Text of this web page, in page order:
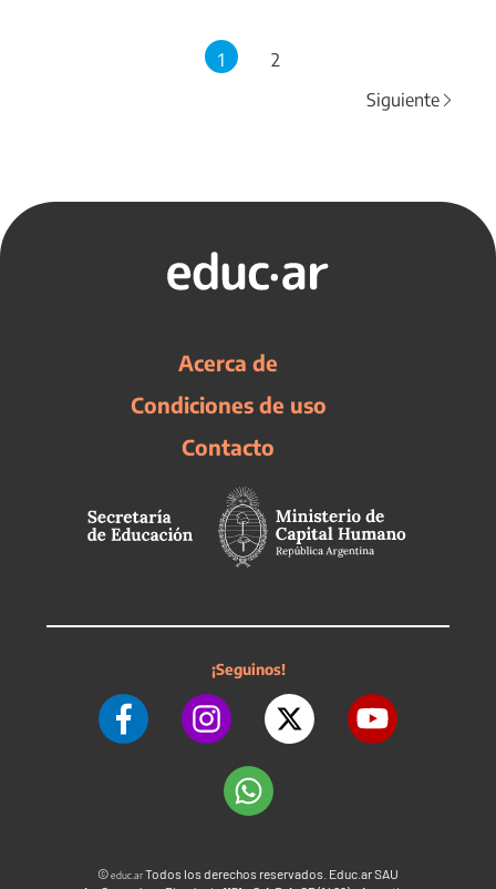
1
2
Siguiente
Acerca de
Condiciones de uso
Contacto
¡Seguinos!
©educ.arTodos los derechos reservados. Educ.ar SAU